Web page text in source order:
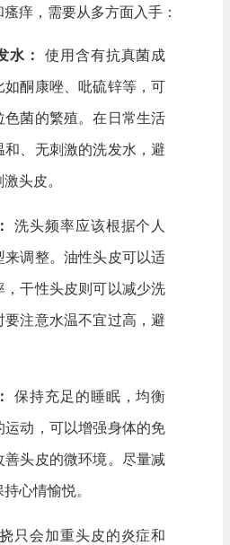
痒，需要从多方面入手：
水： 使用含有抗真菌成
如酮康唑、吡硫锌等，可
色菌的繁殖。在日常生活
和、无刺激的洗发水，避
头皮。
洗头频率应该根据个人
来调整。油性头皮可以适
，干性头皮则可以减少洗
要注意水温不宜过高，避
保持充足的睡眠，均衡
运动，可以增强身体的免
善头皮的微环境。尽量减
心情愉悦。
只会加重头皮的炎症和